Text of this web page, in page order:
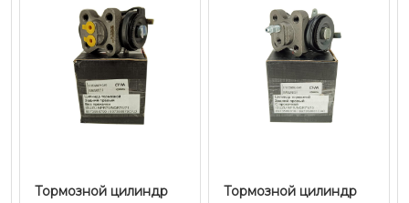
Тормозной цилиндр
Тормозной цилиндр